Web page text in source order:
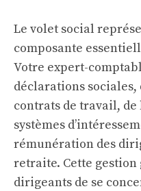
Le volet social
composante
Votre expert-
déclarations sociales,
contrats de travail, de
systèmes
rémunération des
retraite. Cette
dirigeants de se